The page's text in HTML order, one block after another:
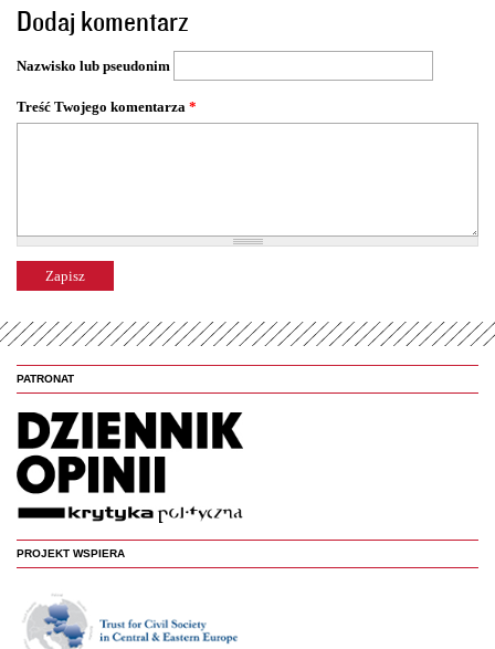
r
o
n
y
Dodaj komentarz
Nazwisko lub pseudonim
Treść Twojego komentarza *
PATRONAT
PROJEKT WSPIERA